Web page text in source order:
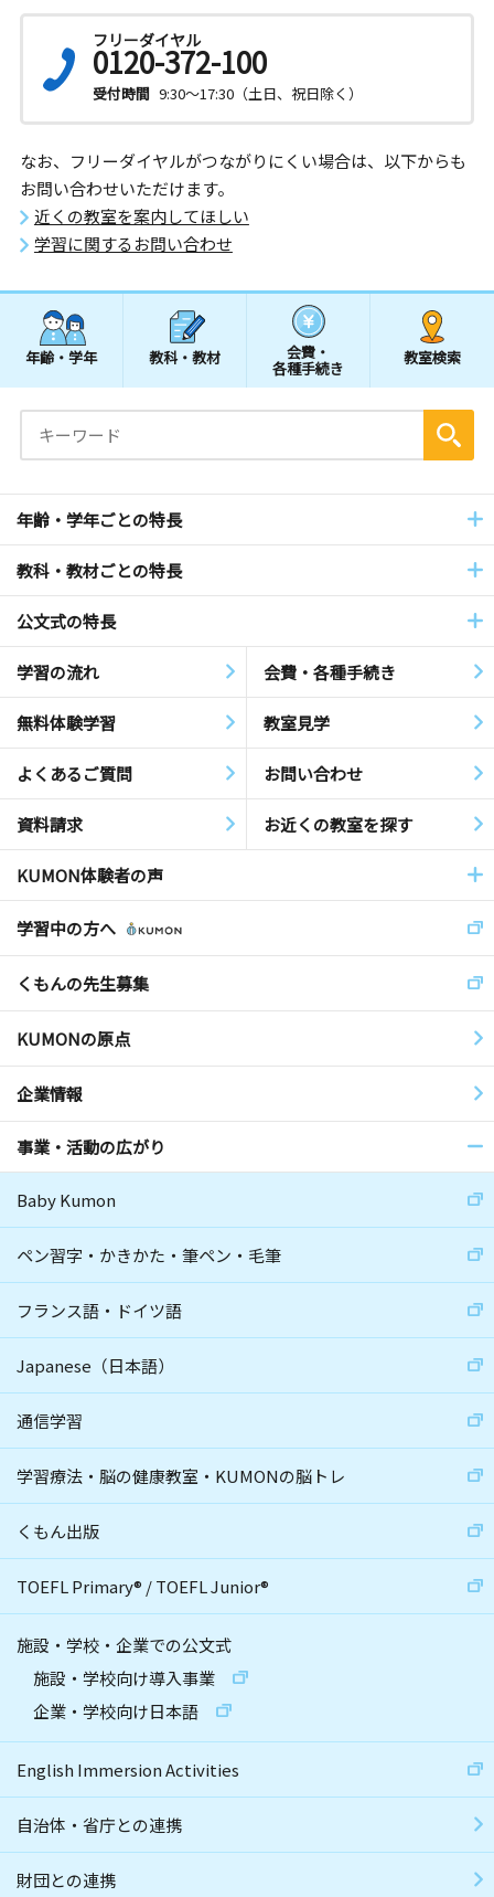
フリーダイヤル
0120-372-100
受付時間 9:30～17:30（土日、祝日除く）
なお、フリーダイヤルがつながりにくい場合は、以下からも
お問い合わせいただけます。
近くの教室を案内してほしい
学習に関するお問い合わせ
年齢・学年 教科・教材 会費・
各種手続き
教室検索
年齢・学年ごとの特長
教科・教材ごとの特長
公文式の特長
学習の流れ 会費・各種手続き
無料体験学習 教室見学
よくあるご質問 お問い合わせ
資料請求 お近くの教室を探す
KUMON体験者の声
学習中の方へ
くもんの先生募集
KUMONの原点
企業情報
事業・活動の広がり
Baby Kumon
ペン習字・かきかた・筆ペン・毛筆
フランス語・ドイツ語
Japanese（日本語）
通信学習
学習療法・脳の健康教室・KUMONの脳トレ
くもん出版
TOEFL Primary® /TOEFL Junior®
施設・学校・企業での公文式
施設・学校向け導入事業
企業・学校向け日本語
English Immersion Activities
自治体・省庁との連携
財団との連携